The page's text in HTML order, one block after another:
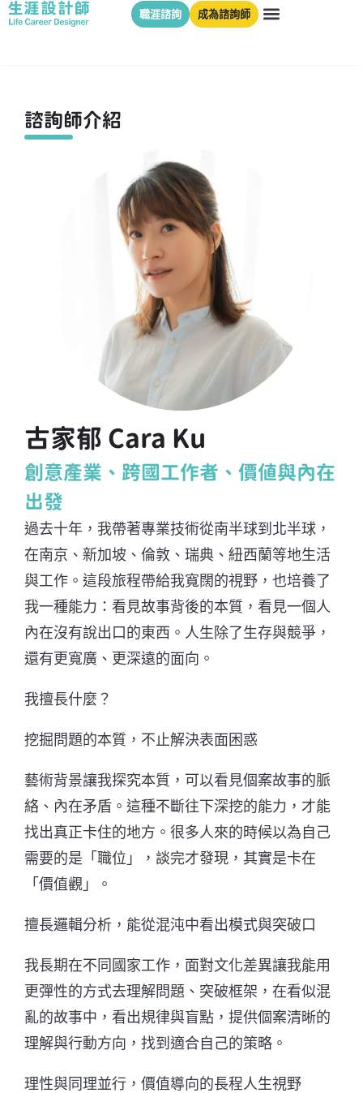
職涯諮詢 成為諮詢師
諮詢師介紹
古家郁 Cara Ku
創意產業、跨國工作者、價值與內在
出發
過去十年，我帶著專業技術從南半球到北半球，
在南京、新加坡、倫敦、瑞典、紐西蘭等地生活
與工作。這段旅程帶給我寬闊的視野，也培養了
我一種能力：看見故事背後的本質，看見一個人
內在沒有說出口的東西。人生除了生存與競爭，
還有更寬廣、更深遠的面向。
我擅長什麼？
挖掘問題的本質，不止解決表面困惑
藝術背景讓我探究本質，可以看見個案故事的脈
絡、內在矛盾。這種不斷往下深挖的能力，才能
找出真正卡住的地方。很多人來的時候以為自己
需要的是「職位」，談完才發現，其實是卡在
「價值觀」。
擅長邏輯分析，能從混沌中看出模式與突破口
我長期在不同國家工作，面對文化差異讓我能用
更彈性的方式去理解問題、突破框架，在看似混
亂的故事中，看出規律與盲點，提供個案清晰的
理解與行動方向，找到適合自己的策略。
理性與同理並行，價值導向的長程人生視野